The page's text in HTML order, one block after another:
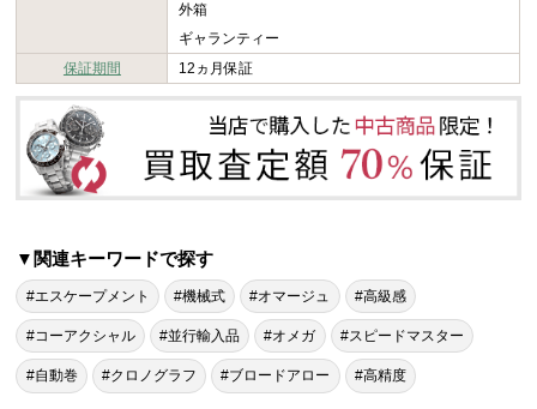
外箱
ギャランティー
保証期間
12ヵ月保証
▼関連キーワードで探す
#エスケープメント #機械式 #オマージュ #高級感
#コーアクシャル #並行輸入品 #オメガ #スピードマスター
#自動巻 #クロノグラフ #ブロードアロー #高精度